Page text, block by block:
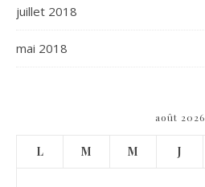
juillet 2018
mai 2018
août 2026
L M M J